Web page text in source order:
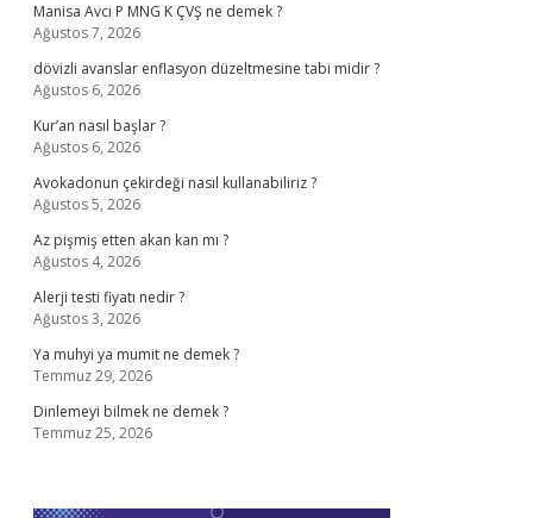
Manisa Avcı P MNG K ÇVŞ ne demek ?
Ağustos 7, 2026
dövizli avanslar enflasyon düzeltmesine tabi midir ?
Ağustos 6, 2026
Kur’an nasıl başlar ?
Ağustos 6, 2026
Avokadonun çekirdeği nasıl kullanabiliriz ?
Ağustos 5, 2026
Az pişmiş etten akan kan mı ?
Ağustos 4, 2026
Alerji testi fiyatı nedir ?
Ağustos 3, 2026
Ya muhyi ya mumit ne demek ?
Temmuz 29, 2026
Dinlemeyi bilmek ne demek ?
Temmuz 25, 2026